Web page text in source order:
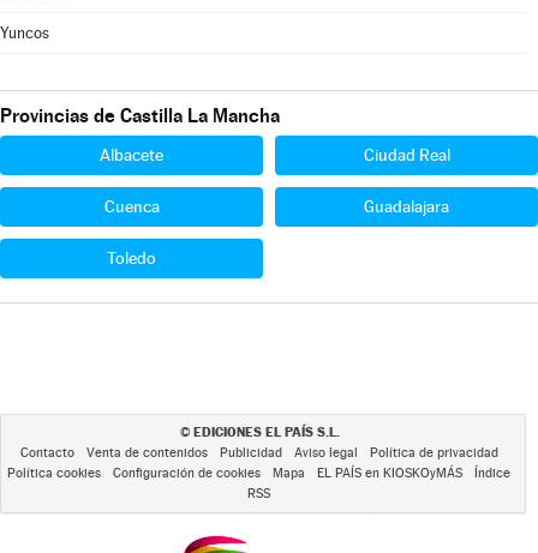
Yuncos
Provincias de Castilla La Mancha
Albacete Ciudad Real
Cuenca Guadalajara
Toledo
© EDICIONES EL PAÍS S.L.
Contacto Venta de contenidos Publicidad Aviso legal
Política de privacidad
Política cookies
Configuración de cookies Mapa EL PAÍS en KIOSKOyMÁS
Índice
RSS